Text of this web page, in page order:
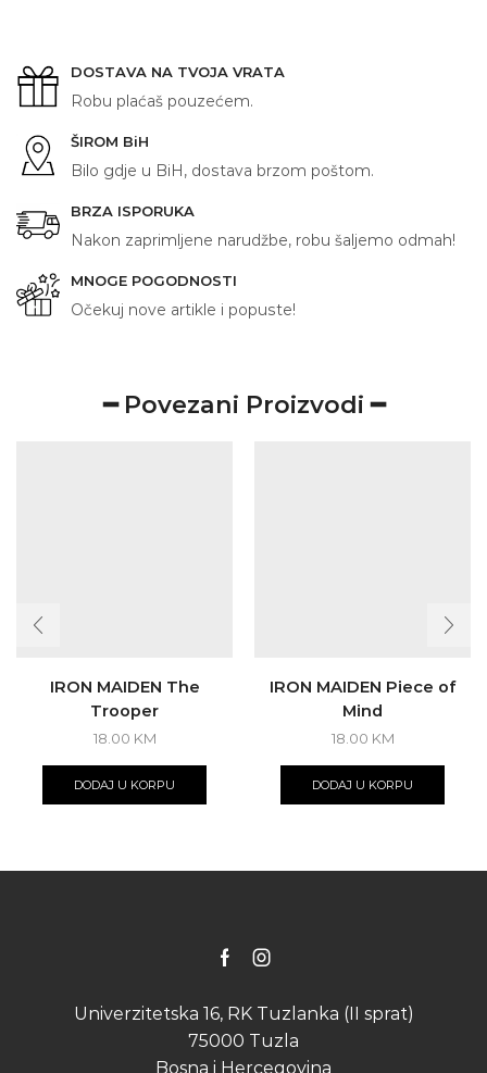
DOSTAVA NA TVOJA VRATA
Robu plaćaš pouzećem.
ŠIROM BiH
Bilo gdje u BiH, dostava brzom poštom.
BRZA ISPORUKA
Nakon zaprimljene narudžbe, robu šaljemo odmah!
MNOGE POGODNOSTI
Očekuj nove artikle i popuste!
━ Povezani Proizvodi ━
IRON MAIDEN The
Trooper
18.00 KM
DODAJ U KORPU
IRON MAIDEN Piece of
Mind
18.00 KM
DODAJ U KORPU
FacebookInstagram
Univerzitetska 16, RK Tuzlanka (II sprat)
75000 Tuzla
Bosna i Hercegovina